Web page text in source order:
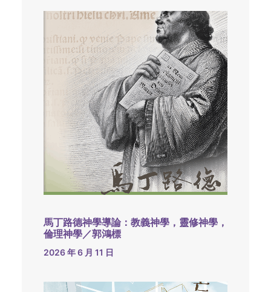
馬丁路德神學導論：教義神學，靈修神學，
倫理神學／郭鴻標
2026 年 6 月 11 日